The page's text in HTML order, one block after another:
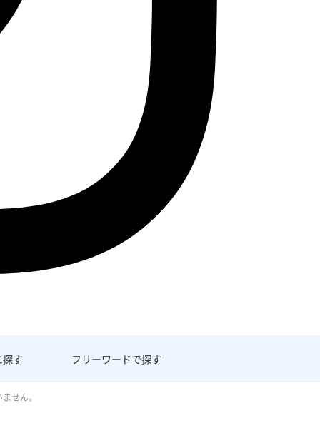
探す フリーワードで探す
せん。